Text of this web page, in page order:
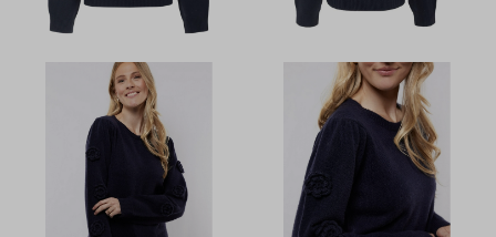
pullover
Capisce
Mode